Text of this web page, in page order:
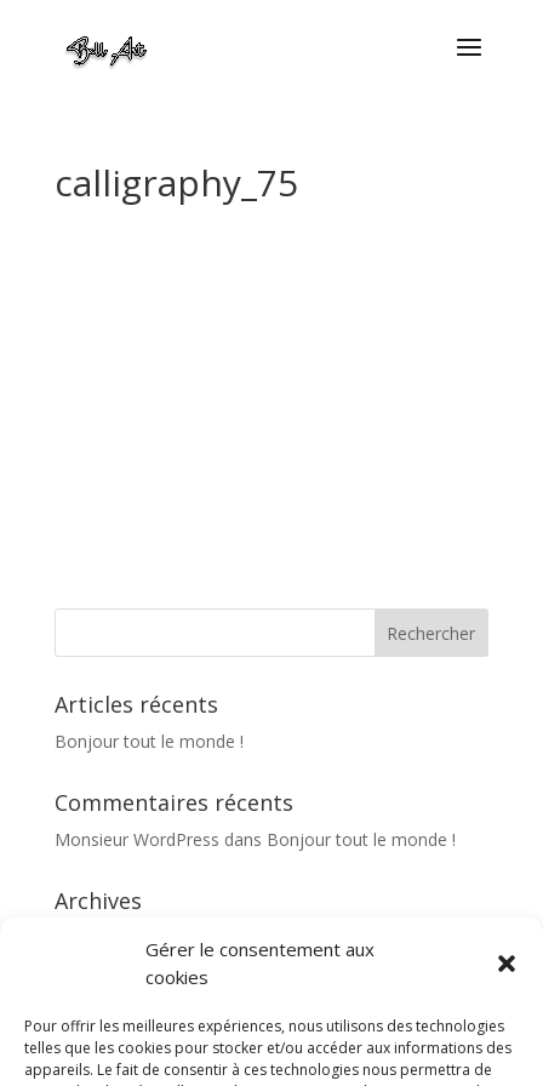
Gérer le consentement aux
cookies
Pour offrir les meilleures expériences, nous utilisons des technologies
telles que les cookies pour stocker et/ou accéder aux informations des
appareils. Le fait de consentir à ces technologies nous permettra de
calligraphy_75
Articles récents
Bonjour tout le monde !
Commentaires récents
Monsieur WordPress dans Bonjour tout le monde !
Archives
septembre 2014
Non classé